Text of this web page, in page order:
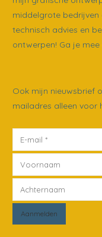
middelgrote bedrijven
technisch advies en
ontwerpen! Ga je
Ook mijn nieuwsbrief
mailadres alleen voor